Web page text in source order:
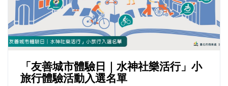
「友善城市體驗日｜水神社樂活行」小
旅行體驗活動入選名單